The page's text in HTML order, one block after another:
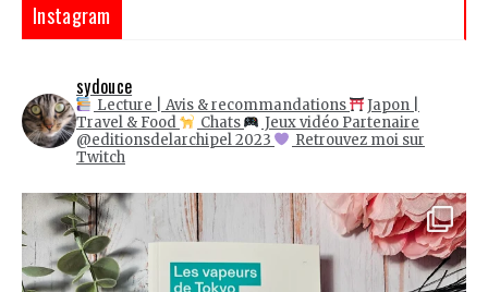
Instagram
sydouce
Lecture | Avis & recommandations
Japon |
Travel & Food
Chats Jeux vidéo Partenaire
@editionsdelarchipel 2023
Retrouvez moi sur
Twitch